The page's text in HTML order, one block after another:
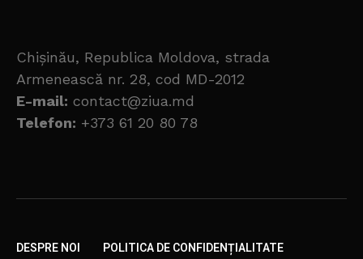
Chișinău, Republica Moldova, strada
Armenească nr. 28, cod MD-2012
E-mail: contact@ziua.md
Telefon: +373 61 20 80 78
DESPRE NOI POLITICA DE CONFIDENȚIALITATE